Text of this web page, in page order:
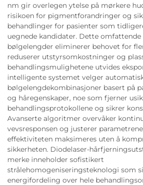
nm gir overlegen ytelse på mørkere
risikoen for pigmentforandringer og
behandlinger for pasienter som
uegnede kandidater. Dette omfattende
bølgelengder eliminerer behovet for
reduserer utstyrsomkostninger og
behandlingsmulighetene utvides
intelligente systemet velger
bølgelengdekombinasjoner basert på
og håregenskaper, noe som fjerner
behandlingsprotokollene og sikrer
Avanserte algoritmer overvåker
vevsresponsen og justerer
effektiviteten maksimeres uten å
sikkerheten. Diodelaser-
merke inneholder sofistikert
strålehomogeniseringsteknologi som
energifordeling over hele